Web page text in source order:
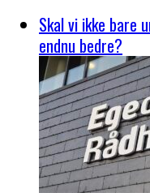
Skal vi ikke bare
endnu bedre?